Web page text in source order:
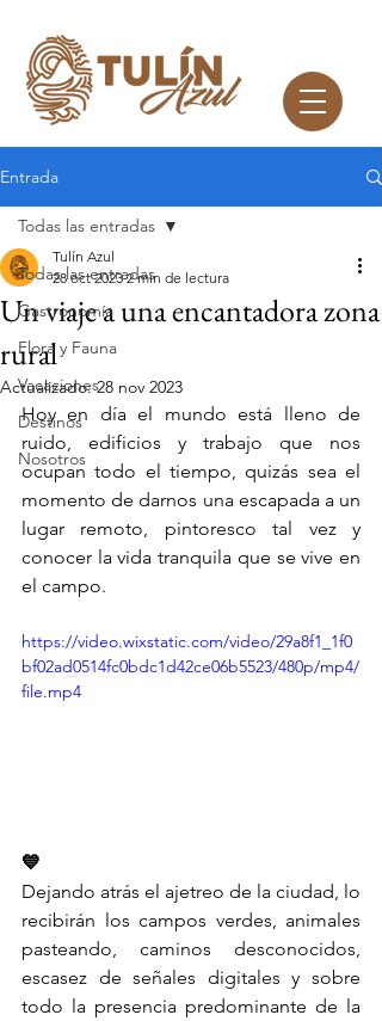
Entrada
Todas las entradas
Gastronomía
Flora y Fauna
Vacaciones
Destinos
Nosotros
Todas las entradas
Un viaje a una encantadora zona
rural
Tulín Azul
28 oct 2023 2 min de lectura
Actualizado:28 nov 2023
Hoy en día el mundo está lleno de
ruido, edificios y trabajo que nos
ocupan todo el tiempo, quizás sea el
momento de darnos una escapada a un
lugar remoto, pintoresco tal vez y
conocer la vida tranquila que se vive en
el campo.
https://video.wixstatic.com/video/29a8f1_1f0
bf02ad0514fc0bdc1d42ce06b5523/480p/mp4/
file.mp4
💙
Dejando atrás el ajetreo de la ciudad, lo
recibirán los campos verdes, animales
pasteando, caminos desconocidos,
escasez de señales digitales y sobre
todo la presencia predominante de la